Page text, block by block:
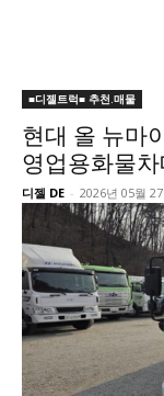
■디젤트럭■ 추천.매물
현대 올 뉴마
영업용화물차
디젤 DE - 2026년 05월